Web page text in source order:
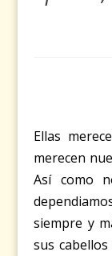
Ellas
merecen
Así como
siempre y
sus